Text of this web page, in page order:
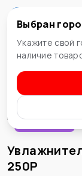
Владивосток
Выбран
Укажите свой
наличие
Увлажнители
250P